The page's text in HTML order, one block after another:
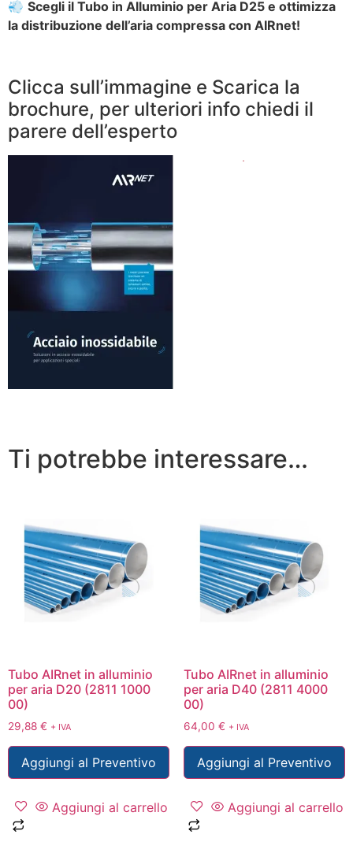
💨 Scegli il Tubo in Alluminio per Aria D25 e ottimizza
la distribuzione dell’aria compressa con AIRnet!
Clicca sull’immagine e Scarica la
brochure, per ulteriori info chiedi il
parere dell’esperto
Ti potrebbe interessare…
Tubo AIRnet in alluminio
per aria D20 (2811 1000
00)
29,88 € + IVA
Aggiungi al Preventivo
Aggiungi al carrello
Tubo AIRnet in alluminio
per aria D40 (2811 4000
00)
64,00 € + IVA
Aggiungi al Preventivo
Aggiungi al carrello